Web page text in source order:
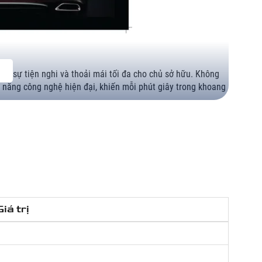
sự tiện nghi và thoải mái tối đa cho chủ sở hữu. Không
công nghệ hiện đại, khiến mỗi phút giây trong khoang
trên máy tính bảng, hệ thống đồng bộ với Smartphone sử
ở mức cao nhất.
trị